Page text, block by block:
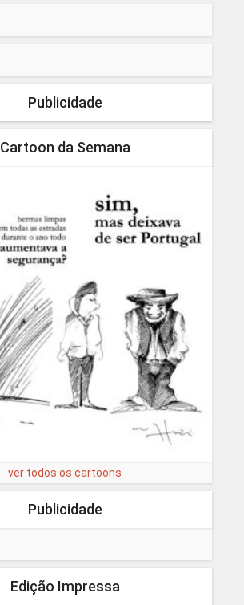
Publicidade
Cartoon da Semana
ver todos os cartoons
Publicidade
Edição Impressa